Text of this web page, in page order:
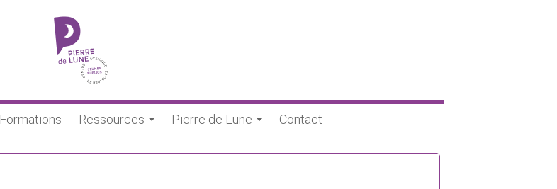
Formations Ressources Pierre de Lune Contact